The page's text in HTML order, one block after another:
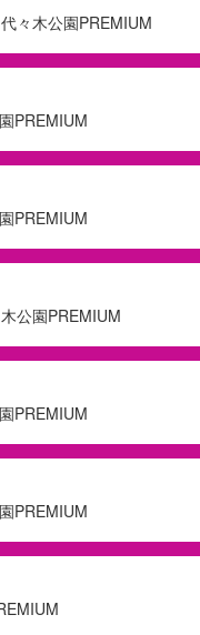
々木公園PREMIUM
PREMIUM
PREMIUM
公園PREMIUM
PREMIUM
PREMIUM